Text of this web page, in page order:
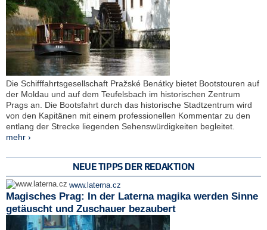
Die Schifffahrtsgesellschaft Pražské Benátky bietet Bootstouren auf
der Moldau und auf dem Teufelsbach im historischen Zentrum
Prags an. Die Bootsfahrt durch das historische Stadtzentrum wird
von den Kapitänen mit einem professionellen Kommentar zu den
entlang der Strecke liegenden Sehenswürdigkeiten begleitet.
mehr ›
NEUE TIPPS DER REDAKTION
www.laterna.cz
Magisches Prag: In der Laterna magika werden Sinne
getäuscht und Zuschauer bezaubert